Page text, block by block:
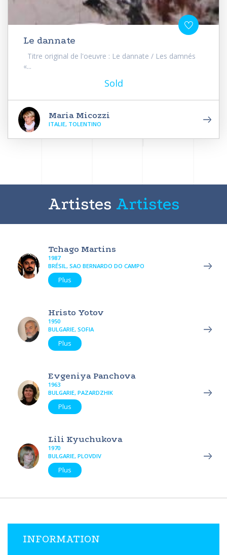
Le dannate
Titre original de l'oeuvre : Le dannate / Les damnés
«...
Sold
Maria Micozzi
ITALIE, TOLENTINO
Artistes Artistes
Tchago Martins
1987
BRÉSIL, SAO BERNARDO DO CAMPO
Plus
Hristo Yotov
1950
BULGARIE, SOFIA
Plus
Evgeniya Panchova
1963
BULGARIE, PAZARDZHIK
Plus
Lili Kyuchukova
1970
BULGARIE, PLOVDIV
Plus
INFORMATION